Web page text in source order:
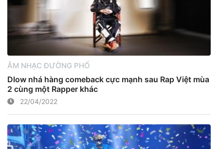
ÂM NHẠC ĐƯỜNG PHỐ
Dlow nhá hàng comeback cực mạnh sau Rap Việt mùa
2 cùng một Rapper khác
22/04/2022